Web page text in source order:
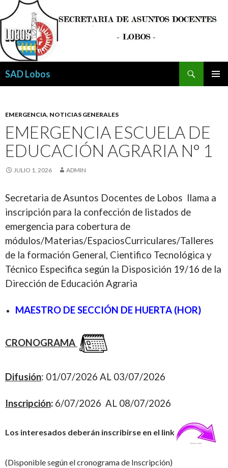
SAD Lobos
EMERGENCIA, NOTICIAS GENERALES
EMERGENCIA ESCUELA DE
EDUCACIÓN AGRARIA N° 1
JULIO 1, 2026 ADMIN
Secretaria de Asuntos Docentes de Lobos llama a
inscripción para la confección de listados de
emergencia para cobertura de
módulos/Materias/EspaciosCurriculares/Talleres
de la formación General, Cientifico Tecnológica y
Técnico Especifica según la Disposición 19/16 de la
Dirección de Educación Agraria
MAESTRO DE SECCIÓN DE HUERTA (HOR)
CRONOGRAMA
Difusión: 01/07/2026 AL 03/07/2026
Inscripción: 6/07/2026 AL 08/07/2026
Los interesados deberán inscribirse en el link
(Disponible según el cronograma de Inscripción)